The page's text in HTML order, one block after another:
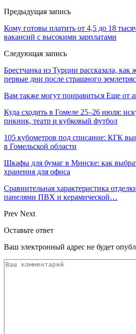
Предыдущая запись
Кому готовы платить от 4,5 до 18
вакансий с высокими зарплатами
Следующая запись
Брестчанка из Турции рассказала, как
первые дни после страшного
Вам также могут понравиться Еще от
Куда сходить в Гомеле 25–26 июля:
пикник, театр и кубковый футбол
105 кубометров под списание: КГК
в Гомельской области
Шкафы для бумаг в Минске: как
хранения для офиса
Сравнительная характеристика
панелями ПВХ и керамической…
Prev Next
Оставьте ответ
Ваш электронный адрес не будет